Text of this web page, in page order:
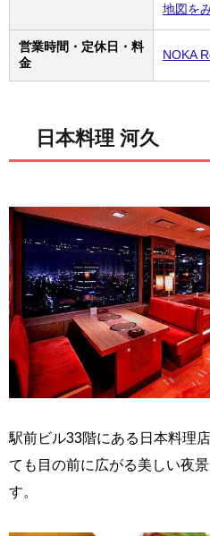
地図を
営業時間・定休日・料
金
NOKA
日本料理 河久
駅前ビル33階にある日本料理
ても目の前に広がる美しい夜
す。